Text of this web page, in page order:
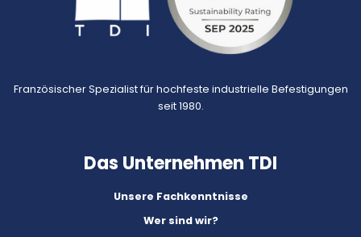
Französischer Spezialist für hochfeste industrielle Befestigungen
seit 1980.
Das Unternehmen TDI
Unsere Fachkenntnisse
Wer sind wir?